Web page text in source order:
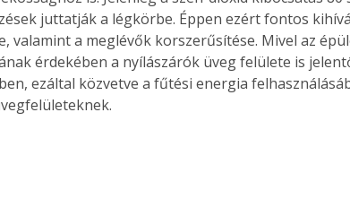
juttatják a légkörbe. Éppen ezért fontos
valamint a meglévők korszerűsítése. Mivel az
érdekében a nyílászárók üveg felülete is
ezáltal közvetve a fűtési energia